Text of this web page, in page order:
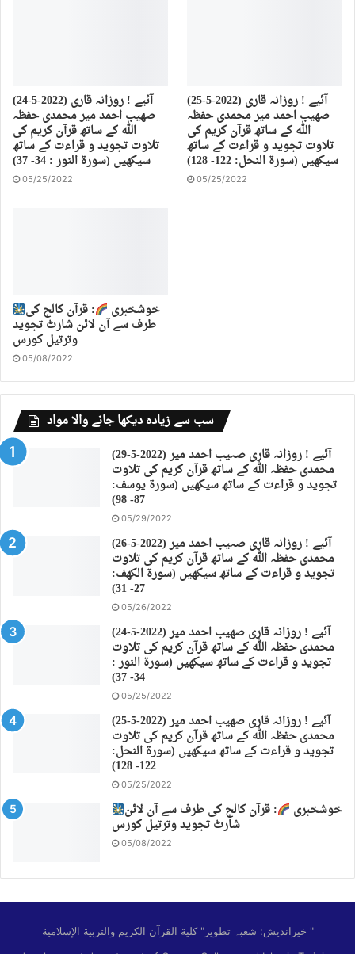
(24-5-2022) آئیے ! روزانہ قاری
صهیب احمد میر محمدی حفظہ
اللہ کے ساتھ قرآن کریم کی
تلاوت تجوید و قراءت کے ساتھ
سیکھیں (سورة النور : 34- 37)
05/25/2022
(25-5-2022) آئیے ! روزانہ قاری
صهیب احمد میر محمدی حفظہ
اللہ کے ساتھ قرآن کریم کی
تلاوت تجوید و قراءت کے ساتھ
سیکھیں (سورة النحل: 122- 128)
05/25/2022
خوشخبری : قرآن کالج کی
طرف سے آن لائن شارٹ تجوید
وترتیل کورس
05/08/2022
سب سے زیادہ دیکھا جانے والا مواد
(29-5-2022) آئیے ! روزانہ قاری صہیب احمد میر
محمدی حفظہ اللہ کے ساتھ قرآن کریم کی تلاوت
تجوید و قراءت کے ساتھ سیکھیں (سورة يوسف:
87- 98)
05/29/2022
(26-5-2022) آئیے ! روزانہ قاری صہیب احمد میر
محمدی حفظہ اللہ کے ساتھ قرآن کریم کی تلاوت
تجوید و قراءت کے ساتھ سیکھیں (سورة الكهف:
27- 31)
05/26/2022
(24-5-2022) آئیے ! روزانہ قاری صهیب احمد میر
محمدی حفظہ اللہ کے ساتھ قرآن کریم کی تلاوت
تجوید و قراءت کے ساتھ سیکھیں (سورة النور :
34- 37)
05/25/2022
(25-5-2022) آئیے ! روزانہ قاری صهیب احمد میر
محمدی حفظہ اللہ کے ساتھ قرآن کریم کی تلاوت
تجوید و قراءت کے ساتھ سیکھیں (سورة النحل:
122- 128)
05/25/2022
خوشخبری : قرآن کالج کی طرف سے آن لائن
شارٹ تجوید وترتیل کورس
05/08/2022
خیراندیش: شعبہ تطویر" كلية القرآن الكريم والتربية الإسلامية "